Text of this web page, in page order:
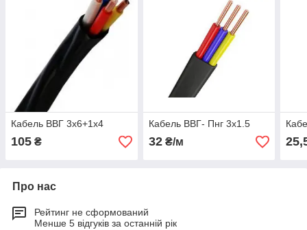
Кабель ВВГ 3х6+1х4
105 ₴
Кабель ВВГ- Пнг 3х1.5
32₴/м
Про нас
Рейтинг не сформований
Менше 5 відгуків за останній рік